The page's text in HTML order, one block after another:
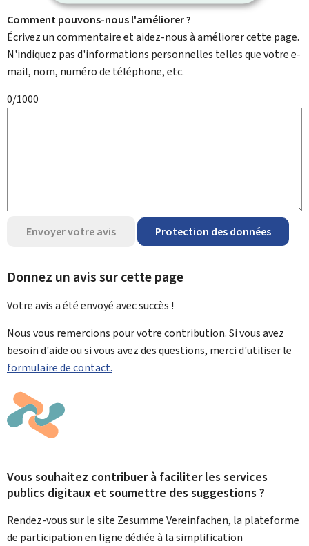
Comment pouvons-nous l'améliorer ?
Écrivez un commentaire et aidez-nous à améliorer cette page.
N'indiquez pas d'informations personnelles telles que votre e-
mail, nom, numéro de téléphone, etc.
0/1000
Envoyer votre avis Protection des données
Donnez un avis sur cette page
Votre avis a été envoyé avecsuccès !
Nous vous remercions pour votre contribution. Si vous avez
besoin d'aide ou si vous avez des questions, merci d'utiliser le
formulaire de contact.
Vous souhaitez contribuer à faciliter les services
publics digitaux et soumettre des suggestions ?
Rendez-vous sur le site Zesumme Vereinfachen, la plateforme
de participation en ligne dédiée à la simplification